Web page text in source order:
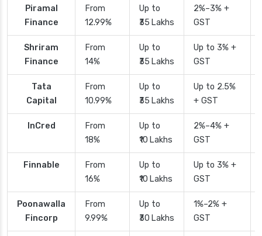
Piramal
Finance
From
12.99%
Up to
₹35 Lakhs
2%–3% +
GST
Shriram
Finance
From
14%
Up to
₹35 Lakhs
Up to 3% +
GST
Tata
Capital
From
10.99%
Up to
₹35 Lakhs
Up to 2.5%
+ GST
InCred
From
18%
Up to
₹10 Lakhs
2%–4% +
GST
Finnable
From
16%
Up to
₹10 Lakhs
Up to 3% +
GST
Poonawalla
Fincorp
From
9.99%
Up to
₹30 Lakhs
1%–2% +
GST